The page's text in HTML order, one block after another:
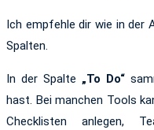
Ich empfehle dir wie in der
Spalten.
In der Spalte „To Do“
hast. Bei manchen Tools
Checklisten anlegen,